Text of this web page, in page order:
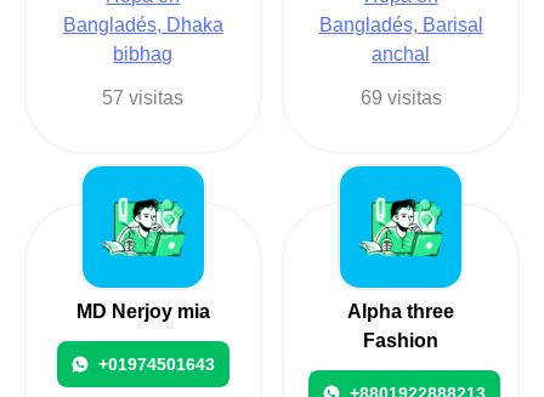
Bangladés, Dhaka
bibhag
57 visitas
Bangladés, Barisal
anchal
69 visitas
MD Nerjoy mia
+01974501643
Alpha three
Fashion